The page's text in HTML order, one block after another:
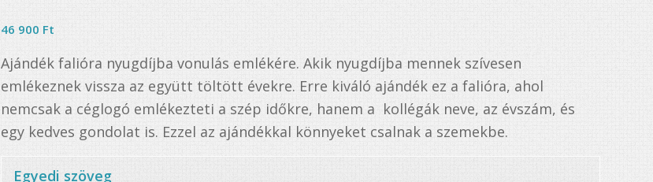
5.00az 5-
1
értékelés
alapján
46 900 Ft
Ajándék falióra nyugdíjba vonulás emlékére. Akik nyugdíjba mennek szívesen
emlékeznek vissza az együtt töltött évekre. Erre kiváló ajándék ez a falióra, ahol
nemcsak a céglogó emlékezteti a szép időkre, hanem a kollégák neve, az évszám, és
egy kedves gondolat is. Ezzel az ajándékkal könnyeket csalnak a szemekbe.
Egyedi szöveg